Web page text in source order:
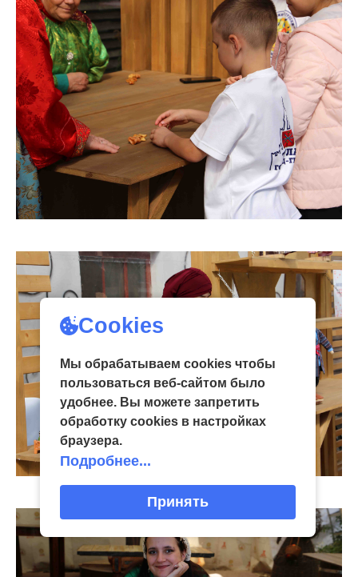
Cookies
Мы обрабатываем cookies чтобы
пользоваться веб-сайтом было
удобнее. Вы можете запретить
обработку сookies в настройках
браузера.
Подробнее...
Принять